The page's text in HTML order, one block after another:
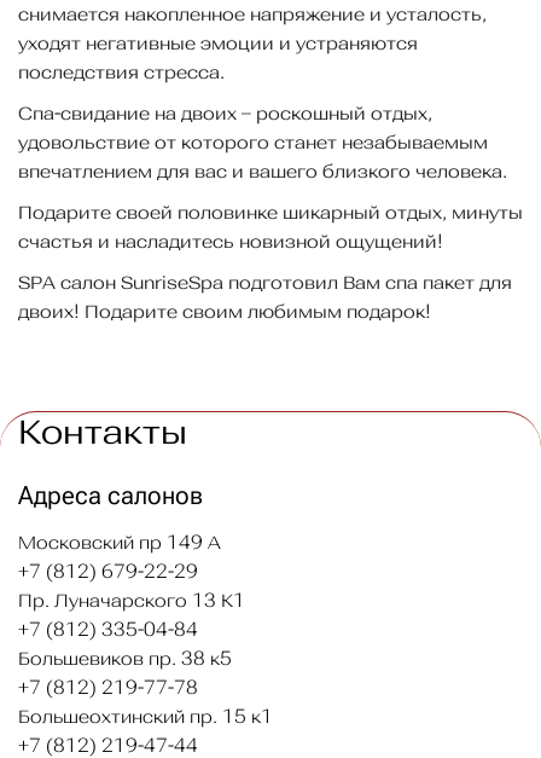
снимается накопленное напряжение и усталость,
уходят негативные эмоции и устраняются
последствия стресса.
Спа-свидание на двоих – роскошный отдых,
удовольствие от которого станет незабываемым
впечатлением для вас и вашего близкого человека.
Подарите своей половинке шикарный отдых, минуты
счастья и насладитесь новизной ощущений!
SPA салон SunriseSpa подготовил Вам спа пакет для
двоих! Подарите своим любимым подарок!
Контакты
Адреса салонов
Московский пр 149 А
+7 (812) 679-22-29
Пр. Луначарского 13 К1
+7 (812) 335-04-84
Большевиков пр. 38 к5
+7 (812) 219-77-78
Большеохтинский пр. 15 к1
+7 (812) 219-47-44